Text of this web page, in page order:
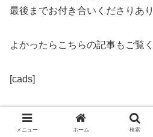
最後までお付き合いくださりあ
よかったらこちらの記事もご覧く
[cads]
メニュー ホーム 検索